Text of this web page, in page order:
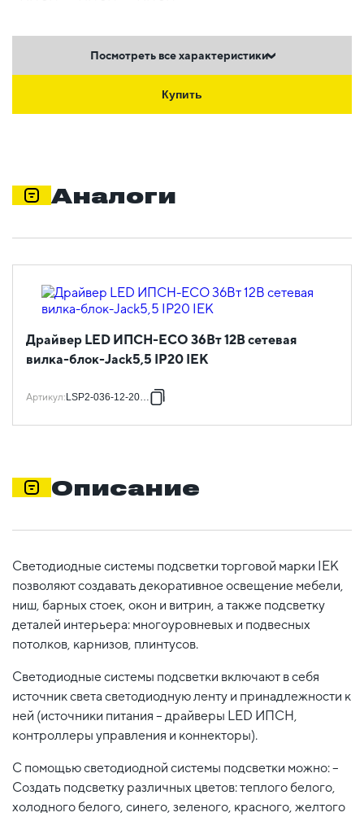
Посмотреть все характеристики
Купить
Аналоги
Драйвер LED ИПСН-ECO 36Вт 12В сетевая
вилка-блок-Jack5,5 IP20 IEK
Артикул:LSP2-036-12-20-11
Описание
Светодиодные системы подсветки торговой марки IEK
позволяют создавать декоративное освещение мебели,
ниш, барных стоек, окон и витрин, а также подсветку
деталей интерьера: многоуровневых и подвесных
потолков, карнизов, плинтусов.
Светодиодные системы подсветки включают в себя
источник света светодиодную ленту и принадлежности к
ней (источники питания – драйверы LED ИПСН,
контроллеры управления и коннекторы).
С помощью светодиодной системы подсветки можно: –
Создать подсветку различных цветов: теплого белого,
холодного белого, синего, зеленого, красного, желтого